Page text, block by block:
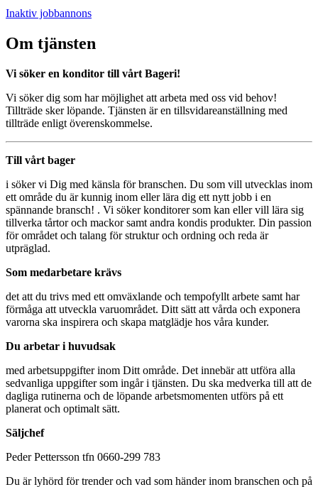
Inaktiv jobbannons
Om tjänsten
Vi söker en konditor till vårt Bageri!
Vi söker dig som har möjlighet att arbeta med oss vid behov!
Tillträde sker löpande. Tjänsten är en tillsvidareanställning med
tillträde enligt överenskommelse.
Till vårt bager
i söker vi Dig med känsla för branschen. Du som vill utvecklas inom
ett område du är kunnig inom eller lära dig ett nytt jobb i en
spännande bransch! . Vi söker konditorer som kan eller vill lära sig
tillverka tårtor och mackor samt andra kondis produkter. Din passion
för området och talang för struktur och ordning och reda är
utpräglad.
Som medarbetare krävs
det att du trivs med ett omväxlande och tempofyllt arbete samt har
förmåga att utveckla varuområdet. Ditt sätt att vårda och exponera
varorna ska inspirera och skapa matglädje hos våra kunder.
Du arbetar i huvudsak
med arbetsuppgifter inom Ditt område. Det innebär att utföra alla
sedvanliga uppgifter som ingår i tjänsten. Du ska medverka till att de
dagliga rutinerna och de löpande arbetsmomenten utförs på ett
planerat och optimalt sätt.
Säljchef
Peder Pettersson tfn 0660-299 783
Du är lyhörd för trender och vad som händer inom branschen och på